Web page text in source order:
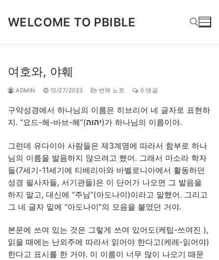
WELCOME TO PBIBLE
여호와, 야훼
ADMIN 12/27/2023 번역 노트 0 댓글
구약성경에서 하나님의 이름은 히브리어 네 글자로 표현하
지. “요드-헤-바브-헤”(יהוה)가 하나님의 이름이야.
그런데 유다이아 사람들은 제3계명에 따라서 함부로 하나
님의 이름을 발음하지 않으려고 했어. 그래서 마소라 학자
들(7세기-11세기에 티베리아와 바벨로니아에서 활동하던
성경 필사자들, 서기관들)은 이 단어가 나오면 그 발음을
하지 말고, 대신에 “주님”(아도나이)이라고 말했어. 그리고
그 네 글자 밑에 “아도나이”의 모음을 붙였던 거야.
본문에 쓰여 있는 것은 그렇게 쓰여 있어도(케팁-쓰여진 ),
읽을 때에는 난외주에 따라서 읽어야 한다고(케레-읽어야)
한다고 표시를 한 거야. 이 이름이 너무 많이 나오기 때문